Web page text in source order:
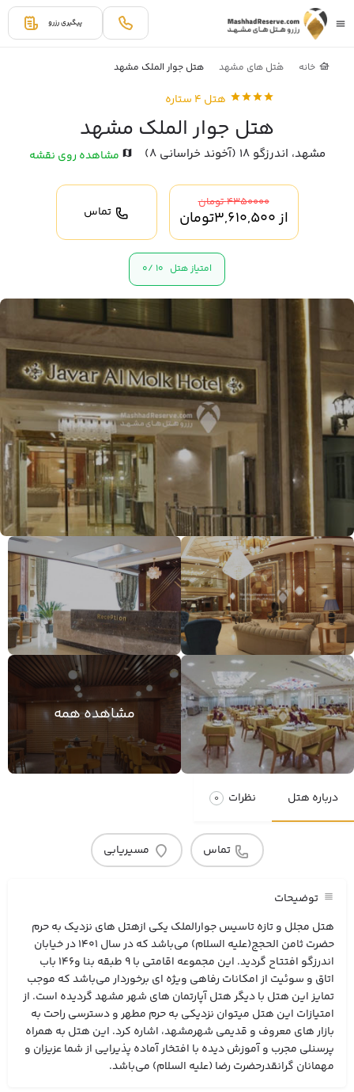
پیگیری رزرو
خانه هتل های مشهد هتل جوار الملک مشهد
هتل 4 ستاره
هتل جوار الملک مشهد
مشهد، اندرزگو 18 (آخوند خراسانی 8) مشاهده روی نقشه
4350000 تومان
از3,610,500تومان تماس
امتیاز هتل 10 /
0
مشاهده همه
درباره هتل نظرات 0
تماس مسیریابی
توضیحات
هتل مجلل و تازه تاسیس جوارالملک یکی ازهتل های نزدیک به حرم
حضرت ثامن الحجج(علیه السلام) می‌باشد که در سال 1401 در خیابان
اندرزگو افتتاح گردید. این مجموعه اقامتی با 9 طبقه بنا و146 باب
اتاق و سوئیت از امکانات رفاهی ویژه ای برخوردار می‌باشد که موجب
تمایز این هتل با دیگر هتل آپارتمان های شهر مشهد گردیده است. از
امتیازات این هتل میتوان نزدیکی به حرم مطهر و دسترسی راحت به
بازار های معروف و قدیمی شهرمشهد، اشاره کرد. این هتل به همراه
پرسنلی مجرب و آموزش دیده با افتخار آماده پذیرایی از شما عزیزان و
مهمانان گرانقدرحضرت رضا (علیه السلام) می‌باشد.